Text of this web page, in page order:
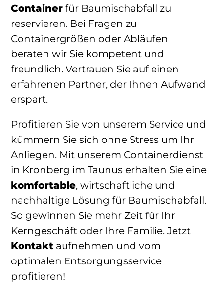
Container für Baumischabfall zu
reservieren. Bei Fragen zu
Containergrößen oder Abläufen
beraten wir Sie kompetent und
freundlich. Vertrauen Sie auf einen
erfahrenen Partner, der Ihnen Aufwand
erspart.
Profitieren Sie von unserem Service und
kümmern Sie sich ohne Stress um Ihr
Anliegen. Mit unserem Containerdienst
in Kronberg im Taunus erhalten Sie eine
komfortable, wirtschaftliche und
nachhaltige Lösung für Baumischabfall.
So gewinnen Sie mehr Zeit für Ihr
Kerngeschäft oder Ihre Familie. Jetzt
Kontakt aufnehmen und vom
optimalen Entsorgungsservice
profitieren!